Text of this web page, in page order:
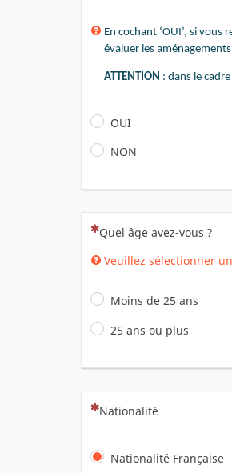
En cochant ‘OUI’, si
évaluer les
ATTENTION : dans le
OUI
NON
(Cette question est
Quel âge avez-vous ?
Veuillez sélectionner
Moins de 25 ans
25 ans ou plus
(Cette question est
Nationalité
Nationalité Française